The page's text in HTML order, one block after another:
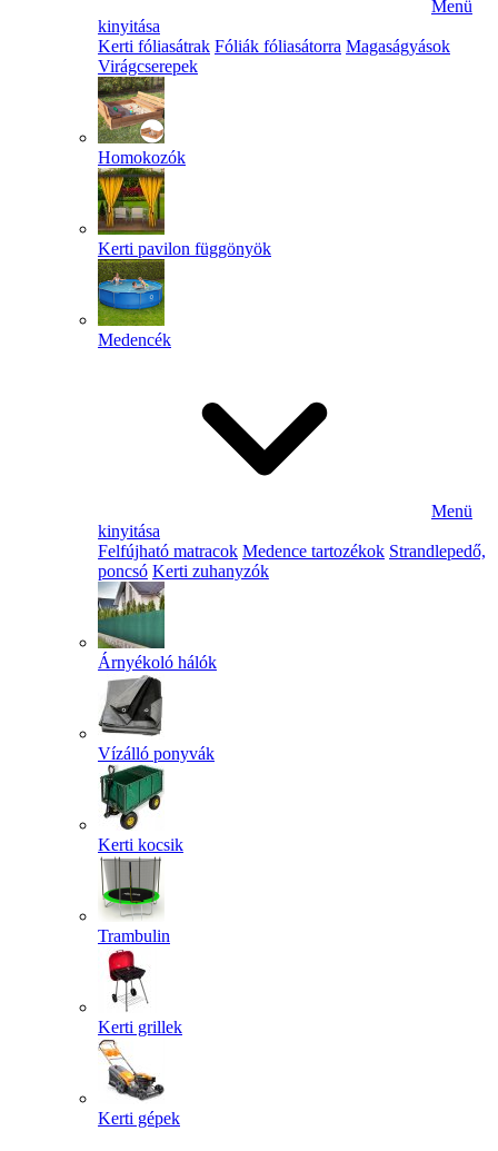
Menü
kinyitása
Kerti fóliasátrak Fóliák fóliasátorra Magaságyások
Virágcserepek
Homokozók
Kerti pavilon függönyök
Medencék
Menü
kinyitása
Felfújható matracok Medence tartozékok Strandlepedő,
poncsó Kerti zuhanyzók
Árnyékoló hálók
Vízálló ponyvák
Kerti kocsik
Trambulin
Kerti grillek
Kerti gépek